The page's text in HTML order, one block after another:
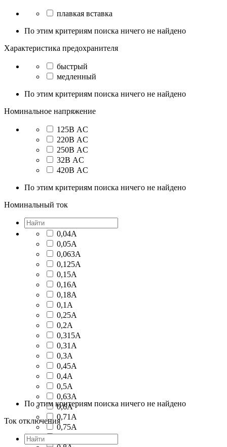
плавкая вставка
По этим критериям поиска ничего не найдено
Характеристика предохранителя
быстрый
медленный
По этим критериям поиска ничего не найдено
Номинальное напряжение
125В AC
220В AC
250В AC
32В AC
420В AC
По этим критериям поиска ничего не найдено
Номинальный ток
0,04А
0,05А
0,063А
0,125А
0,15А
0,16А
0,18А
0,1А
0,25А
0,2А
0,315А
0,31А
0,3А
0,45А
0,4А
0,5А
0,63А
0,6А
0,71А
0,75А
0,7А
По этим критериям поиска ничего не найдено
Ток отключения